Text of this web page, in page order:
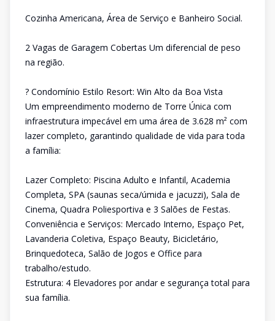
Cozinha Americana, Área de Serviço e Banheiro Social.
2 Vagas de Garagem Cobertas Um diferencial de peso
na região.
? Condomínio Estilo Resort: Win Alto da Boa Vista
Um empreendimento moderno de Torre Única com
infraestrutura impecável em uma área de 3.628 m² com
lazer completo, garantindo qualidade de vida para toda
a família:
Lazer Completo: Piscina Adulto e Infantil, Academia
Completa, SPA (saunas seca/úmida e jacuzzi), Sala de
Cinema, Quadra Poliesportiva e 3 Salões de Festas.
Conveniência e Serviços: Mercado Interno, Espaço Pet,
Lavanderia Coletiva, Espaço Beauty, Bicicletário,
Brinquedoteca, Salão de Jogos e Office para
trabalho/estudo.
Estrutura: 4 Elevadores por andar e segurança total para
sua família.